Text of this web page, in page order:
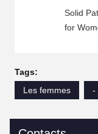
Solid
for
Tags:
Les femmes
-